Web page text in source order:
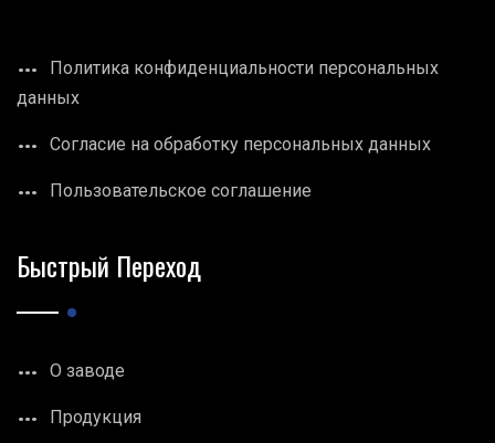
Политика конфиденциальности персональных
данных
Согласие на обработку персональных данных
Пользовательское соглашение
Быстрый Переход
О заводе
Продукция